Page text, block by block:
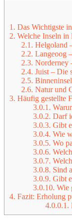
1. Das Wichtigste
2. Welche Inseln in
2.1. Helgoland
2.2. Langeoog
2.3. Norderney
2.4. Juist – Die
2.5.
2.6. Natur und
3. Häufig gestellte
3.0.1.
3.0.2. Darf
3.0.3. Gibt
3.0.4. Wie
3.0.5. Wo
3.0.6.
3.0.7.
3.0.8. Sind
3.0.9. Gibt
3.0.10. Wie
4. Fazit: Erholung
4.0.0.1.